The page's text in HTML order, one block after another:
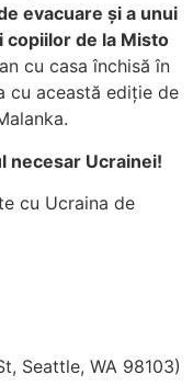
evacuare și a unui
copiilor de la Misto
cu casa închisă în
cu această ediție de
necesar Ucrainei!
cu Ucraina de
Seattle, WA 98103)